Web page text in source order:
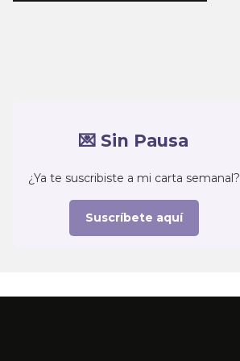
💌 Sin Pausa
¿Ya te suscribiste a mi carta semanal?
Suscríbete aquí